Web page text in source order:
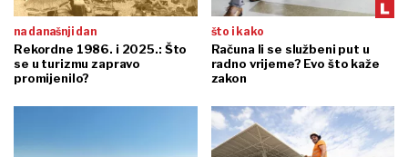
na današnji dan
Rekordne 1986. i 2025.: Što
se u turizmu zapravo
promijenilo?
što i kako
Računa li se službeni put u
radno vrijeme? Evo što kaže
zakon